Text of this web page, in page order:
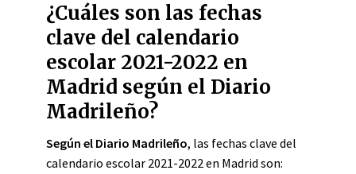
¿Cuáles son las fechas
clave del calendario
escolar 2021-2022 en
Madrid según el Diario
Madrileño?
Según el Diario Madrileño, las fechas clave del
calendario escolar 2021-2022 en Madrid son: